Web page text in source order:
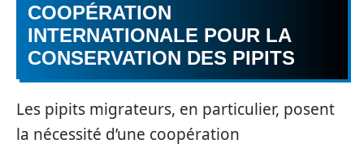
COOPÉRATION
INTERNATIONALE POUR LA
CONSERVATION DES PIPITS
Les pipits migrateurs, en particulier, posent
la nécessité d’une coopération